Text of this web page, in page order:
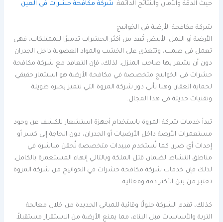
حيث الدقة والأمان والنتائج الدائمة. شركة مكافحة حشرات في العين
شركة مكافحة الأرضة في الخوانيج
الأرضة أو النمل الأبيض تُعد من أكثر الحشرات تدميرًا للممتلكات، فهي
تعمل في صمت، وتتغذى على الخشب والمواد العضوية داخل الجدران
دون أن يشعر بها صاحب المنزل. لذلك، فإن التعاقد مع شركة مكافحة
حشرات في الخوانيج متخصصة في مكافحة الأرضة هو استثمار حقيقي
لحماية العقار، وهنا يأتي دور شركة المروة التي تتميز بخبرة طويلة
وتقنيات حديثة في هذا المجال.
تبدأ خدمات شركة المروة باستخدام أجهزة استشعار للكشف عن وجود
مستعمرات الأرضة داخل الأرضيات أو الجدران، دون الحاجة إلى كسر أو
إحداث أي ضرر. كما تُستخدم مبيدات متخصصة تُحقن مباشرة في
مناطق النشاط لضمان قتل الملكة وبالتالي إنهاء المستعمرة بالكامل.
لذلك فإن خدمات شركة مكافحة حشرات في الخوانيج من شركة المروة
تعتبر من بين الأكثر دقة وفعالية.
كذلك، تقدم الشركة حلولًا وقائية للمباني الجديدة من خلال معالجة
التربة والأساسات قبل البناء، مما يمنع الأرضة من الاستقرار مستقبلاً.